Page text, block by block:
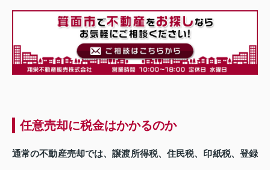
任意売却に税金はかかるのか
通常の不動産売却では、譲渡所得税、住民税、印紙税、登録